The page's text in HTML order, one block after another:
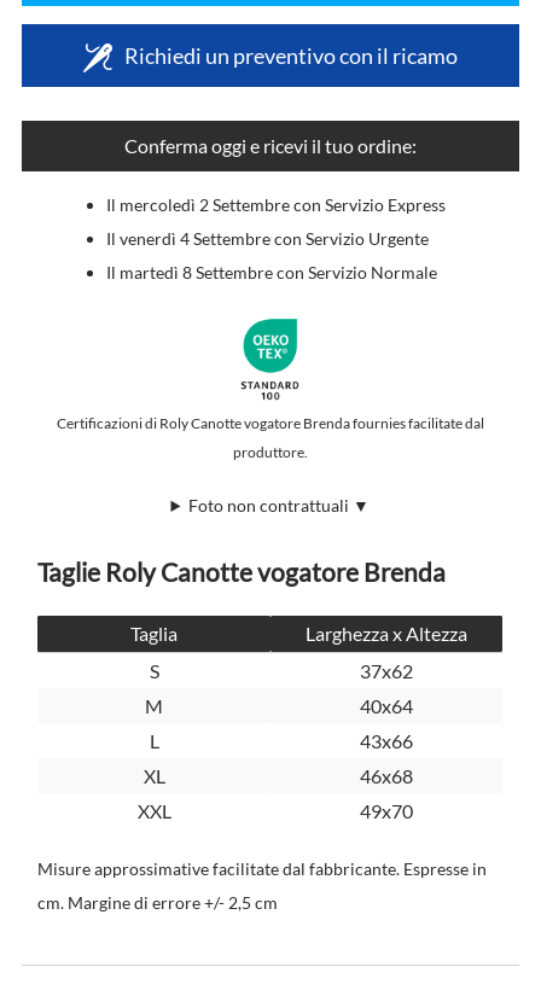
Richiedi un preventivo con il ricamo
Conferma oggi e ricevi il tuo ordine:
Il mercoledì 2 Settembre con Servizio Express
Il venerdì 4 Settembre con Servizio Urgente
Il martedì 8 Settembre con Servizio Normale
Certificazioni di Roly Canotte vogatore Brenda fournies facilitate dal
produttore.
Foto non contrattuali ▼
Taglie Roly Canotte vogatore Brenda
Taglia
Larghezza x Altezza
S
37x62
M
40x64
L
43x66
XL
46x68
XXL
49x70
Misure approssimative facilitate dal fabbricante. Espresse in
cm. Margine di errore +/- 2,5 cm